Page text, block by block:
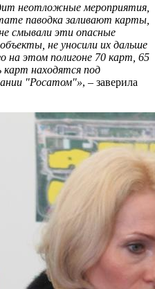
неотложные мероприятия,
паводка заливают карты,
смывали эти опасные
не уносили их дальше
на этом полигоне 70 карт, 65
находятся под
"Росатом"», – заверила